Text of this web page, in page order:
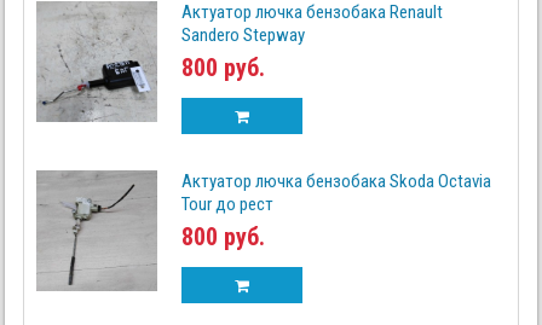
Актуатор лючка бензобака Renault
Sandero Stepway
800 руб.
Актуатор лючка бензобака Skoda Octavia
Tour до рест
800 руб.